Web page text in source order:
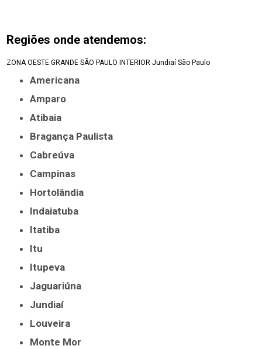
Regiões onde atendemos:
ZONA OESTE GRANDE SÃO PAULO INTERIOR Jundiaí São Paulo
Americana
Amparo
Atibaia
Bragança Paulista
Cabreúva
Campinas
Hortolândia
Indaiatuba
Itatiba
Itu
Itupeva
Jaguariúna
Jundiaí
Louveira
Monte Mor